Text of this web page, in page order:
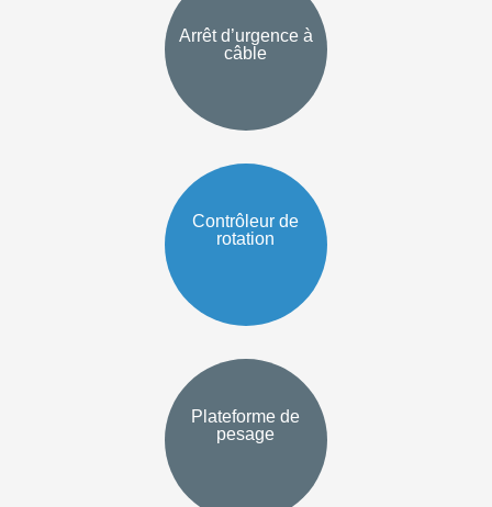
Arrêt d’urgence à
câble
Contrôleur de
rotation
Plateforme de
pesage